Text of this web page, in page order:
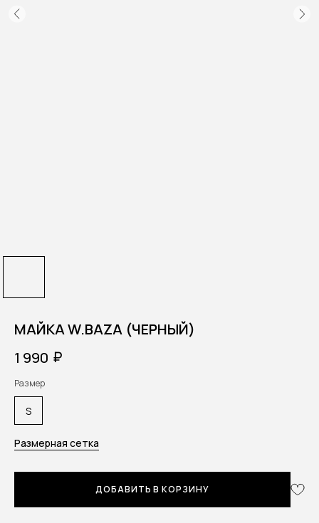
МАЙКА W.BAZA (ЧЕРНЫЙ)
1 990 ₽
Размер
S
Размерная сетка
ДОБАВИТЬ В КОРЗИНУ